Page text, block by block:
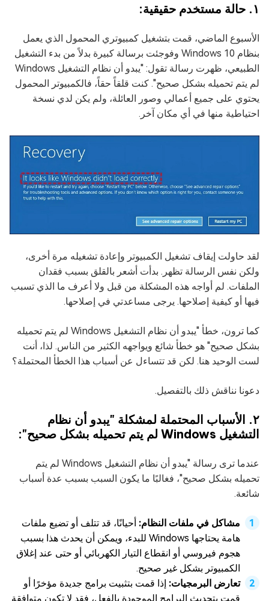
١. حالة مستخدم حقيقية:
الأسبوع الماضي، قمت بتشغيل كمبيوتري المحمول الذي يعمل
بنظام Windows 10 وفوجئت برسالة كبيرة بدلاً من بدء التشغيل
الطبيعي، ظهرت رسالة تقول: "يبدو أن نظام التشغيل Windows
لم يتم تحميله بشكل صحيح". كنت قلقاً حقاً، فالكمبيوتر المحمول
يحتوي على جميع أعمالي وصور العائلة، ولم يكن لدي نسخة
احتياطية منها في أي مكان آخر.
لقد حاولت إيقاف تشغيل الكمبيوتر وإعادة تشغيله مرة أخرى،
ولكن نفس الرسالة تظهر. بدأت أشعر بالقلق بسبب فقدان
الملفات. لم أواجه هذه المشكلة من قبل ولا أعرف ما الذي تسبب
فيها أو كيفية إصلاحها. يرجى مساعدتي في إصلاحها.
كما ترون، خطأ "يبدو أن نظام التشغيل Windows لم يتم تحميله
بشكل صحيح" هو خطأ شائع ويواجهه الكثير من الناس. لذا، أنت
لست الوحيد هنا. لكن قد تتساءل عن أسباب هذا الخطأ المحتملة؟
دعونا نناقش ذلك بالتفصيل.
٢. الأسباب المحتملة لمشكلة "يبدو أن نظام
التشغيل Windows لم يتم تحميله بشكل صحيح":
عندما ترى رسالة "يبدو أن نظام التشغيل Windows لم يتم
تحميله بشكل صحيح"، فغالبًا ما يكون السبب بسبب عدة أسباب
شائعة.
مشاكل في ملفات النظام: أحيانًا، قد تتلف أو تضيع ملفات
هامة يحتاجها Windows للبدء، ويمكن أن يحدث هذا بسبب
هجوم فيروسي أو انقطاع التيار الكهربائي أو حتى عند إغلاق
الكمبيوتر بشكل غير صحيح.
تعارض البرمجيات: إذا قمت بتثبيت برامج جديدة مؤخرًا أو
قمت بتحديث البرامج الموجودة بالفعل، فقد لا تكون متوافقة